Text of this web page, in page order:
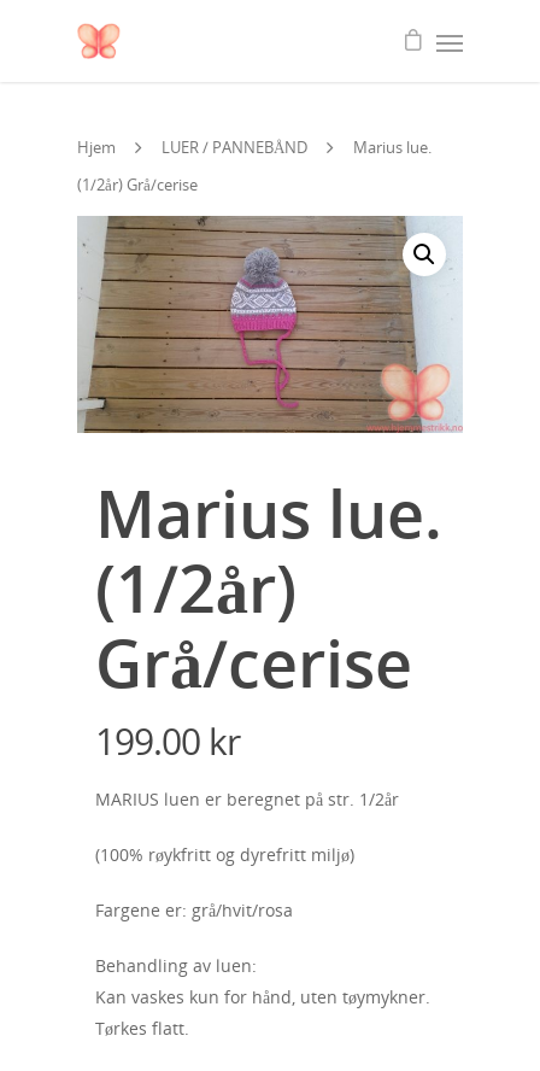
Hjem LUER / PANNEBÅND
Marius lue.
(1/2år) Grå/cerise
Marius lue.
(1/2år)
Grå/cerise
199.00 kr
MARIUS luen er beregnet på str. 1/2år
(100% røykfritt og dyrefritt miljø)
Fargene er: grå/hvit/rosa
Behandling av luen:
Kan vaskes kun for hånd, uten tøymykner.
Tørkes flatt.